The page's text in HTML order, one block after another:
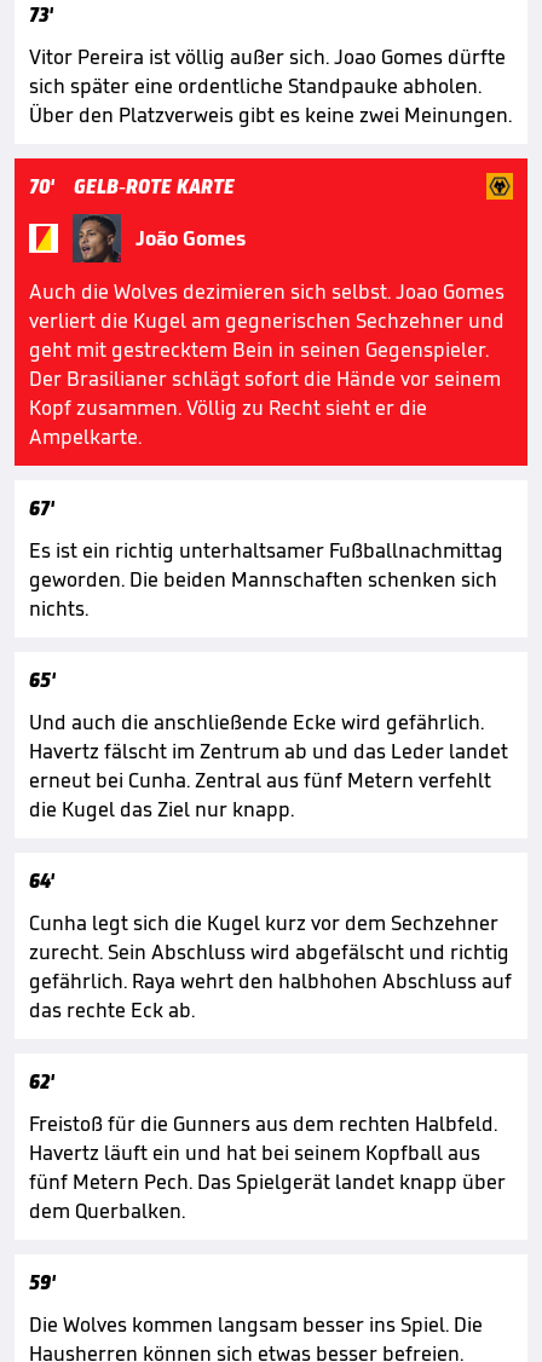
73'
Vitor Pereira ist völlig außer sich. Joao Gomes dürfte
sich später eine ordentliche Standpauke abholen.
Über den Platzverweis gibt es keine zwei Meinungen.
70' GELB-ROTE KARTE


João Gomes
Auch die Wolves dezimieren sich selbst. Joao Gomes
verliert die Kugel am gegnerischen Sechzehner und
geht mit gestrecktem Bein in seinen Gegenspieler.
Der Brasilianer schlägt sofort die Hände vor seinem
Kopf zusammen. Völlig zu Recht sieht er die
Ampelkarte.
67'
Es ist ein richtig unterhaltsamer Fußballnachmittag
geworden. Die beiden Mannschaften schenken sich
nichts.
65'
Und auch die anschließende Ecke wird gefährlich.
Havertz fälscht im Zentrum ab und das Leder landet
erneut bei Cunha. Zentral aus fünf Metern verfehlt
die Kugel das Ziel nur knapp.
64'
Cunha legt sich die Kugel kurz vor dem Sechzehner
zurecht. Sein Abschluss wird abgefälscht und richtig
gefährlich. Raya wehrt den halbhohen Abschluss auf
das rechte Eck ab.
62'
Freistoß für die Gunners aus dem rechten Halbfeld.
Havertz läuft ein und hat bei seinem Kopfball aus
fünf Metern Pech. Das Spielgerät landet knapp über
dem Querbalken.
59'
Die Wolves kommen langsam besser ins Spiel. Die
Hausherren können sich etwas besser befreien.